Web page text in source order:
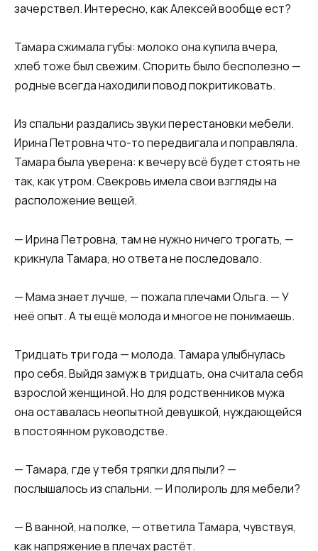
зачерствел. Интересно, как Алексей вообще ест?
Тамара сжимала губы: молоко она купила вчера,
хлеб тоже был свежим. Спорить было бесполезно —
родные всегда находили повод покритиковать.
Из спальни раздались звуки перестановки мебели.
Ирина Петровна что-то передвигала и поправляла.
Тамара была уверена: к вечеру всё будет стоять не
так, как утром. Свекровь имела свои взгляды на
расположение вещей.
— Ирина Петровна, там не нужно ничего трогать, —
крикнула Тамара, но ответа не последовало.
— Мама знает лучше, — пожала плечами Ольга. — У
неё опыт. А ты ещё молода и многое не понимаешь.
Тридцать три года — молода. Тамара улыбнулась
про себя. Выйдя замуж в тридцать, она считала себя
взрослой женщиной. Но для родственников мужа
она оставалась неопытной девушкой, нуждающейся
в постоянном руководстве.
— Тамара, где у тебя тряпки для пыли? —
послышалось из спальни. — И полироль для мебели?
— В ванной, на полке, — ответила Тамара, чувствуя,
как напряжение в плечах растёт.